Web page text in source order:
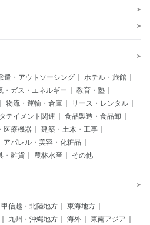
遣・アウトソーシング
ホテル・旅館
・ガス・エネルギー
教育・塾
物流・運輸・倉庫
リース・レンタル
テイメント関連
食品製造・食品卸
医療機器
建築・土木・工事
アパレル・美容・化粧品
・雑貨 農林水産 その他
甲信越・北陸地方
東海地方
九州・沖縄地方 海外
東南アジア